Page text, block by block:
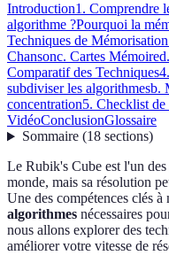
Introduction1. Comprendre
algorithme ?Pourquoi la
Techniques de
Chansonc. Cartes Mémoire
Comparatif des Techniques
subdiviser les algorithmesb.
concentration5. Checklist
VidéoConclusionGlossaire
Sommaire(18 sections)
Le Rubik's Cube est l'un
monde, mais sa résolution
Une des compétences clés à
algorithmes nécessaires
nous allons explorer des
améliorer votre vitesse de